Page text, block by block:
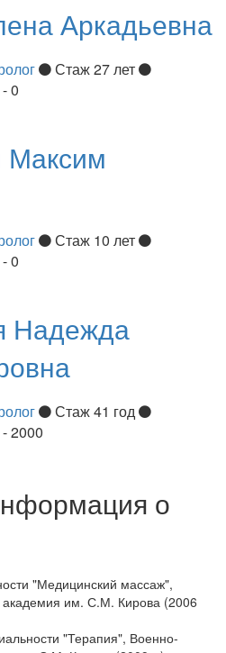
Аркадьевна
Стаж 27 лет
0
Максим
Стаж 10 лет
0
Надежда
Стаж 41 год
2000
о
"Медицинский массаж",
им. С.М. Кирова (2006
"Терапия", Военно-